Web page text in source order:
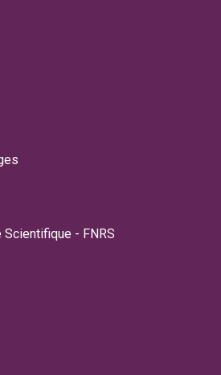
Scientifique - FNRS